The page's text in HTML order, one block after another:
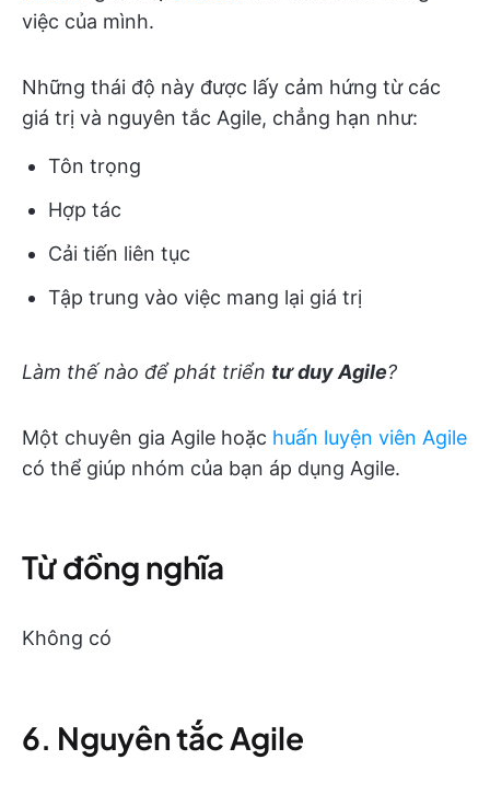
việc của mình.
Những thái độ này được lấy cảm hứng từ các
giá trị và nguyên tắc Agile, chẳng hạn như:
Tôn trọng
Hợp tác
Cải tiến liên tục
Tập trung vào việc mang lại giá trị
Làm thế nào để phát triển tư duy Agile?
Một chuyên gia Agile hoặc huấn luyện viên Agile
có thể giúp nhóm của bạn áp dụng Agile.
Từ đồng nghĩa
Không có
6. Nguyên tắc Agile